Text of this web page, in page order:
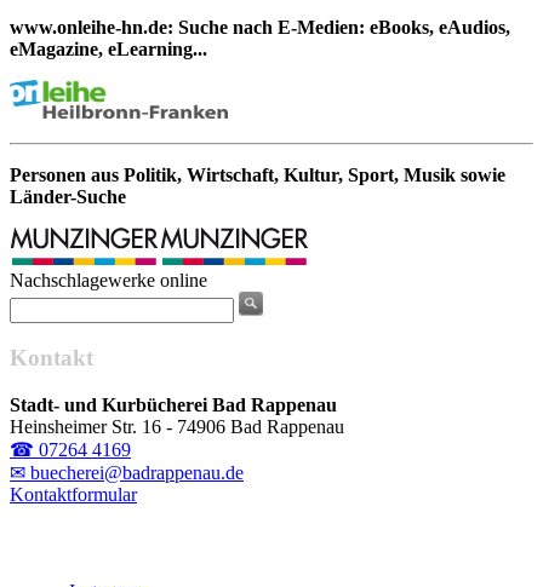
www.onleihe-hn.de: Suche nach E-Medien: eBooks, eAudios,
eMagazine, eLearning...
Personen aus Politik, Wirtschaft, Kultur, Sport, Musik sowie
Länder-Suche
Nachschlagewerke online
Kontakt
Stadt- und Kurbücherei Bad Rappenau
Heinsheimer Str. 16 - 74906 Bad Rappenau
☎ 07264 4169
✉ buecherei@badrappenau.de
Kontaktformular